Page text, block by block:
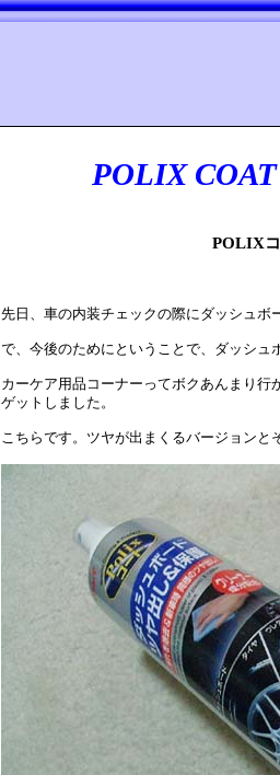
POLIX
POLIX
先日、車の内装チェックの際にダッシュボ
で、今後のためにということで、ダッシュ
カーケア用品コーナーってボクあんまり行
ゲットしました。
こちらです。ツヤが出まくるバージョンと